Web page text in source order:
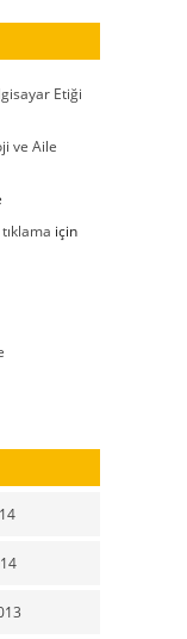
Etiği
ve Aile
için